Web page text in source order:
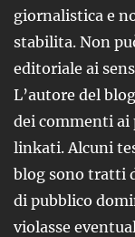
giornalistica e
stabilita. Non
editoriale ai
L’autore del
dei commenti ai
linkati. Alcuni
blog sono tratti
di pubblico
violasse